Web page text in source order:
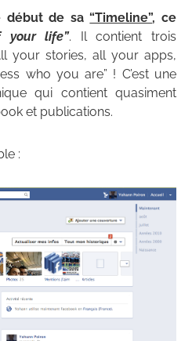
début de sa “Timeline”, ce
your life”. Il contient trois
your stories, all your apps,
who you are” ! C’est une
qui contient quasiment
et publications.
: